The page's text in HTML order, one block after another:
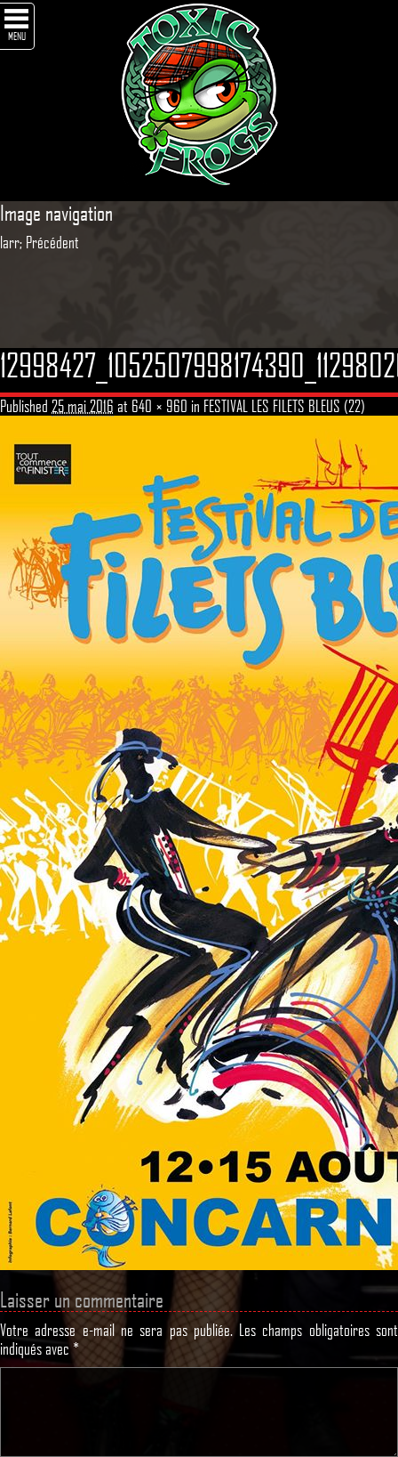
MENU
Image navigation
larr; Précédent
Published 25 mai 2016 at 640 × 960 in FESTIVAL LES FILETS BLEUS (22)
Laisser un commentaire
Votre adresse e-mail ne sera pas publiée. Les champs obligatoires sont
indiqués avec *